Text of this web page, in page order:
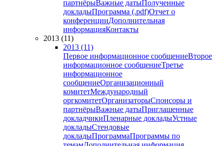
партнёрыВажные датыПолученные
докладыПрограмма (.pdf)Отчет о
конференцииДополнительная
информацияКонтакты
2013 (11)
2013 (11)
Первое информационное сообщениеВторое
информационное сообщениеТретье
информационное
сообщениеОрганизационный
комитетМеждународный
оргкомитетОрганизаторыСпонсоры и
партнёрыВажные датыПриглашенные
докладчикиПленарные докладыУстные
докладыСтендовые
докладыПрограммаПрограммы по